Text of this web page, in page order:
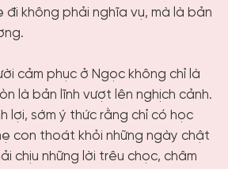
đi không phải nghĩa vụ, mà là bản
cảm phục ở Ngọc không chỉ là
là bản lĩnh vượt lên nghịch cảnh.
lợi, sớm ý thức rằng chỉ có học
con thoát khỏi những ngày chật
chịu những lời trêu chọc, châm